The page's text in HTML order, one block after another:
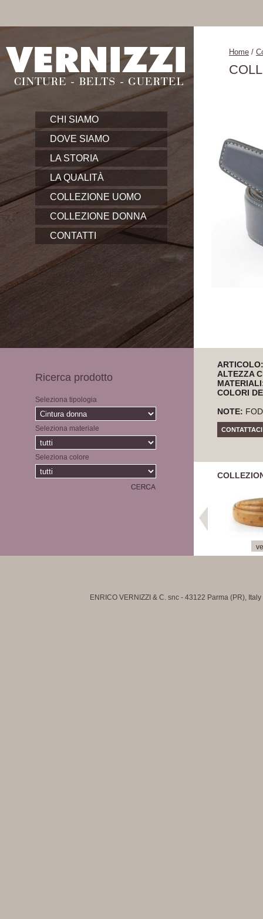
CHI SIAMO
DOVE SIAMO
LA STORIA
LA QUALITÀ
COLLEZIONE UOMO
COLLEZIONE DONNA
CONTATTI
Ricerca prodotto
Seleziona tipologia
Seleziona materiale
Seleziona colore
Home /
ARTICOLO:
ALTEZZA
COLORI
NOTE:
ENRICO VERNIZZI & C. snc - 43122 Parma (PR),